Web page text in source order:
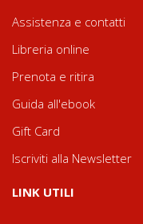
Assistenza e contatti
Libreria online
Prenota e ritira
Guida all'ebook
Gift Card
Iscriviti alla Newsletter
LINK UTILI